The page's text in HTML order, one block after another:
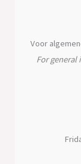
Voor
For